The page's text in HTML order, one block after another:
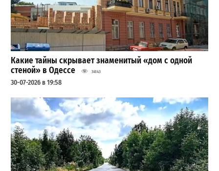
Какие тайны скрывает знаменитый «дом с одной
стеной» в Одессе
34143
30-07-2026 в 19:58